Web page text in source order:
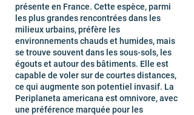
présente en France. Cette espèce, parmi
les plus grandes rencontrées dans les
milieux urbains, préfère les
environnements chauds et humides, mais
se trouve souvent dans les sous-sols, les
égouts et autour des bâtiments. Elle est
capable de voler sur de courtes distances,
ce qui augmente son potentiel invasif. La
Periplaneta americana est omnivore, avec
une préférence marquée pour les